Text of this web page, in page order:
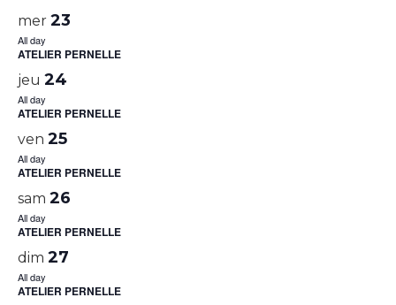
mer 23
All day
ATELIER PERNELLE
jeu 24
All day
ATELIER PERNELLE
ven 25
All day
ATELIER PERNELLE
sam 26
All day
ATELIER PERNELLE
dim 27
All day
ATELIER PERNELLE